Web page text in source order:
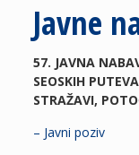
Javne
57. JAVNA
SEOSKIH
STRAŽAVI,
– Javni poziv